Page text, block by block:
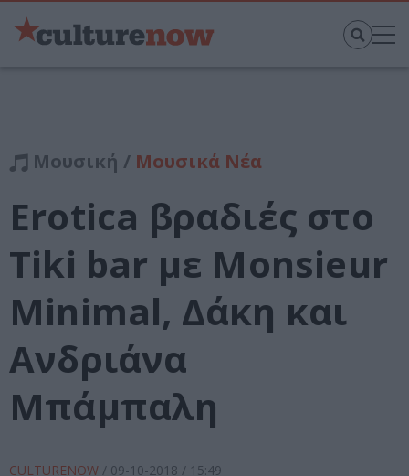
Μουσική / Μουσικά Νέα
Erotica βραδιές στο
Tiki bar με Monsieur
Minimal, Δάκη και
Ανδριάνα
Μπάμπαλη
CULTURENOW / 09-10-2018 / 15:49